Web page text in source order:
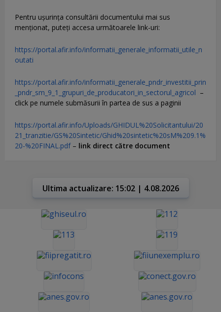
Pentru uşurinţa consultării documentului mai sus
menţionat, puteţi accesa următoarele link-uri:
https://portal.afir.info/informatii_generale_informatii_utile_n
outati
https://portal.afir.info/informatii_generale_pndr_investitii_prin
_pndr_sm_9_1_grupuri_de_producatori_in_sectorul_agricol –
click pe numele submăsurii în partea de sus a paginii
https://portal.afir.info/Uploads/GHIDUL%20Solicitantului/20
21_tranzitie/GS%20Sintetic/Ghid%20sintetic%20sM%209.1%
20-%20FINAL.pdf– link direct către document
Ultima actualizare: 15:02 | 4.08.2026